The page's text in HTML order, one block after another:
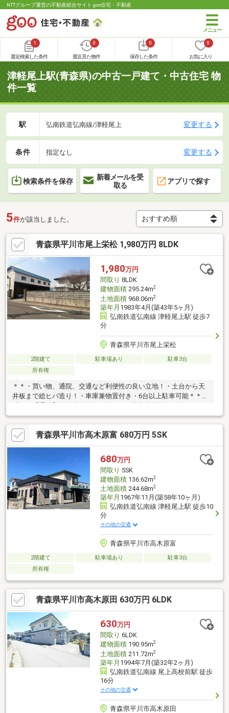
NTTグループ運営の不動産総合サイト goo住宅・不動産
1
最近検索した条件
0
最近見た物件
0
保存した条件
0
お気に入り
津軽尾上駅(青森県)の中古一戸建て・中古住宅 物
件一覧
駅 弘南鉄道弘南線/津軽尾上 変更する
条件 指定なし 変更する
検索条件を保存
新着メールを受
取る
アプリで探す
5件が該当しました。
青森県平川市尾上栄松 1,980万円 8LDK
1,980万円
間取り 8LDK
建物面積295.24m2
土地面積968.06m2
築年月 1983年4月(築43年5ヶ月)
弘南鉄道弘南線 津軽尾上駅 徒歩7
分
青森県平川市尾上栄松
2階建て 駐車場あり
駐車3台
所有権
＊＊・買い物、通院、交通など利便性の良い立地！・土台から天
井板まで総ヒバ造り！・車庫兼物置付き・6台以上駐車可能＊＊近
1170m【生活】弘南バス「尾上駅前」バス停まで約470m徒歩6分/
トライアル平川尾上店まで約10m徒歩1分/ローソン平川尾上栄松
店まで約50m徒歩1分/ハッピードラッグ平川尾上店まで約100m徒
歩2分＊＊備考＊＊都市計画道路あり セットバック現況道路より
3.25ｍ後退 / 居住中の為、内覧要予約
青森県平川市高木原富 680万円 5SK
680万円
間取り 5SK
建物面積136.62m2
土地面積244.68m2
築年月 1967年11月(築58年10ヶ月)
弘南鉄道弘南線 津軽尾上駅 徒歩10
分
その他の交通
青森県平川市高木原富
2階建て 駐車場あり
駐車3台
所有権
青森県平川市高木原田 630万円 6LDK
630万円
間取り 6LDK
建物面積190.95m2
土地面積211.72m2
築年月 1994年7月(築32年2ヶ月)
弘南鉄道弘南線 尾上高校前駅 徒歩
16分
その他の交通
青森県平川市高木原田